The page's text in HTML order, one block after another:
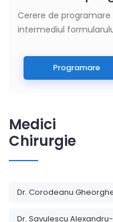
Cerere de programare
intermediul
Programare
Medici
Chirurgie
Dr. Corodeanu
Dr. Savulescu